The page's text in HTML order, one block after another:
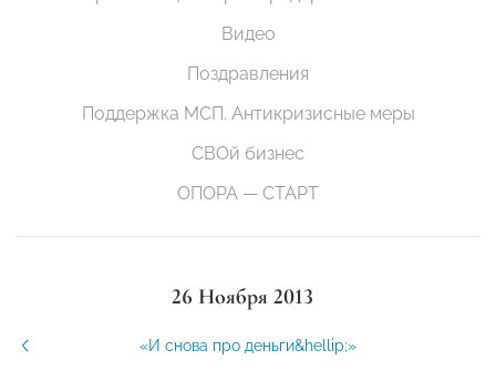
Видео
Поздравления
Поддержка МСП. Антикризисные меры
СВОй бизнес
ОПОРА — СТАРТ
26 Ноября 2013
«И снова про деньги&hellip;»